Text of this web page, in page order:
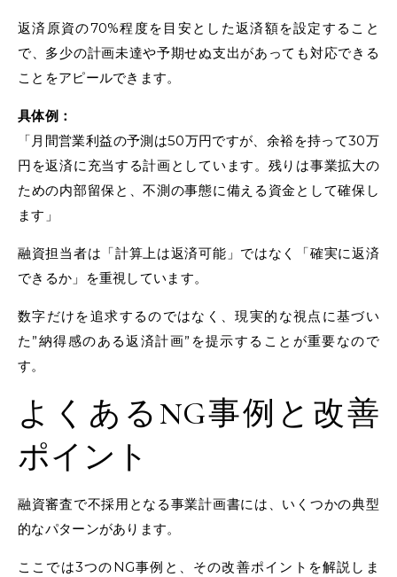
返済原資の70%程度を目安とした返済額を設定すること
で、多少の計画未達や予期せぬ支出があっても対応できる
ことをアピールできます。
具体例：
「月間営業利益の予測は50万円ですが、余裕を持って30万
円を返済に充当する計画としています。残りは事業拡大の
ための内部留保と、不測の事態に備える資金として確保し
ます」
融資担当者は「計算上は返済可能」ではなく「確実に返済
できるか」を重視しています。
数字だけを追求するのではなく、現実的な視点に基づい
た”納得感のある返済計画”を提示することが重要なので
す。
よくあるNG事例と改善
ポイント
融資審査で不採用となる事業計画書には、いくつかの典型
的なパターンがあります。
ここでは3つのNG事例と、その改善ポイントを解説しま